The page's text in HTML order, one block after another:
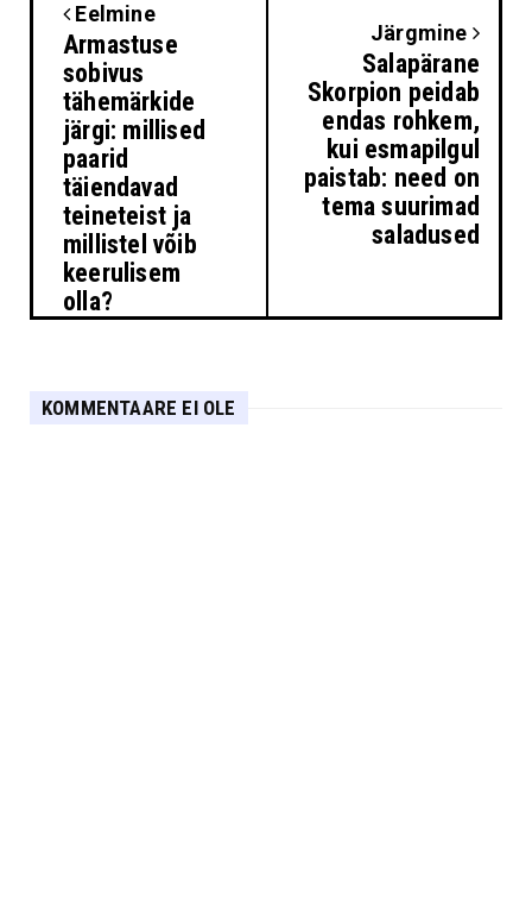
Eelmine
Armastuse
sobivus
tähemärkide
järgi: millised
paarid
täiendavad
teineteist ja
millistel võib
keerulisem
olla?
Järgmine
Salapärane
Skorpion peidab
endas rohkem,
kui esmapilgul
paistab: need on
tema suurimad
saladused
KOMMENTAARE EI OLE